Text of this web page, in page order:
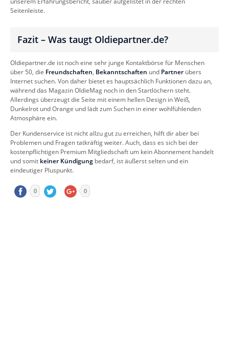
Seitenleiste.
Fazit – Was taugt Oldiepartner.de?
Oldiepartner.de ist noch eine sehr junge Kontaktbörse für Menschen
über 50, die Freundschaften, Bekanntschaften und Partner übers
Internet suchen. Von daher bietet es hauptsächlich Funktionen dazu an,
während das Magazin OldieMag noch in den Startlöchern steht.
Allerdings überzeugt die Seite mit einem hellen Design in Weiß,
Dunkelrot und Orange und lädt zum Suchen in einer wohlfühlenden
Atmosphäre ein.
Der Kundenservice ist nicht allzu gut zu erreichen, hilft dir aber bei
Problemen und Fragen tatkräftig weiter. Auch, dass es sich bei der
kostenpflichtigen Premium Mitgliedschaft um kein Abonnement handelt
und somit keiner Kündigung bedarf, ist äußerst selten und ein
eindeutiger Pluspunkt.
0 0